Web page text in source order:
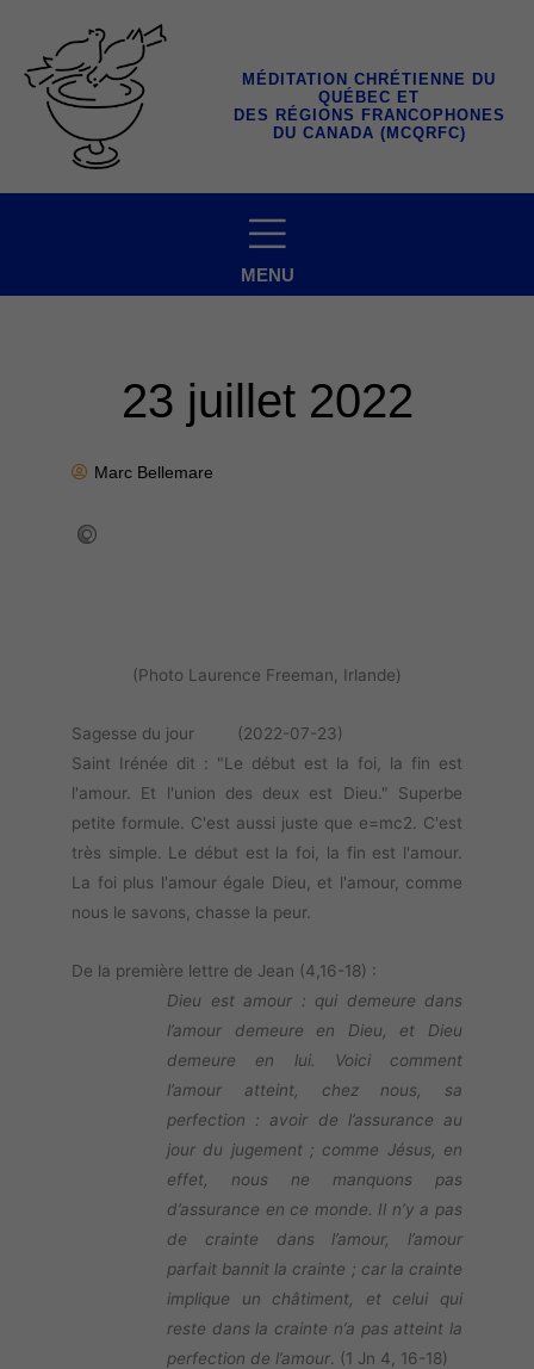
contenu
MÉDITATION CHRÉTIENNE DU
QUÉBEC ET
DES RÉGIONS FRANCOPHONES
DU CANADA (MCQRFC)
MENU
23 juillet 2022
Marc Bellemare
(Photo Laurence Freeman, Irlande)
Sagesse du jour (2022-07-23)
Saint Irénée dit : "Le début est la foi, la fin est
l'amour. Et l'union des deux est Dieu." Superbe
petite formule. C'est aussi juste que e=mc2. C'est
très simple. Le début est la foi, la fin est l'amour.
La foi plus l'amour égale Dieu, et l'amour, comme
nous le savons, chasse la peur.
De la première lettre de Jean (4,16-18) :
Dieu est amour : qui demeure dans
l’amour demeure en Dieu, et Dieu
demeure en lui. Voici comment
l’amour atteint, chez nous, sa
perfection : avoir de l’assurance au
jour du jugement ; comme Jésus, en
effet, nous ne manquons pas
d’assurance en ce monde. Il n’y a pas
de crainte dans l’amour, l’amour
parfait bannit la crainte ; car la crainte
implique un châtiment, et celui qui
reste dans la crainte n’a pas atteint la
perfection de l’amour . (1 Jn 4, 16-18)